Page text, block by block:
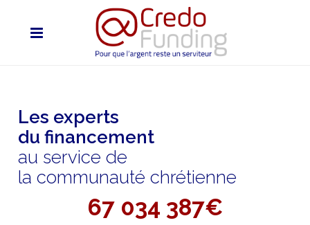
Les experts
du financement
au service de
la communauté chrétienne
67 034 387€